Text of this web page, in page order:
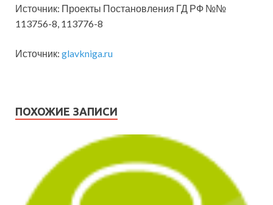
Источник: Проекты Постановления ГД РФ №№
113756-8, 113776-8
Источник: glavkniga.ru
ПОХОЖИЕ ЗАПИСИ